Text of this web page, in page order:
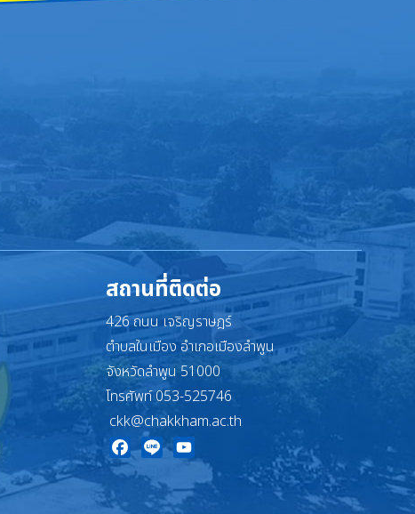
สถานที่ติดต่อ
426 ถนน เจริญราษฎร์
ตำบลในเมือง อำเภอเมืองลำพูน
จังหวัดลำพูน 51000
โทรศัพท์ 053-525746
ckk@chakkham.ac.th
Facebook YouTube